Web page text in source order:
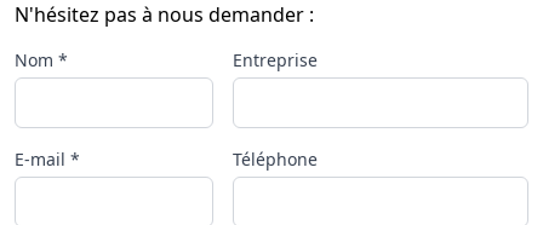
N'hésitez pas à nous demander :
Nom * Entreprise
E-mail * Téléphone